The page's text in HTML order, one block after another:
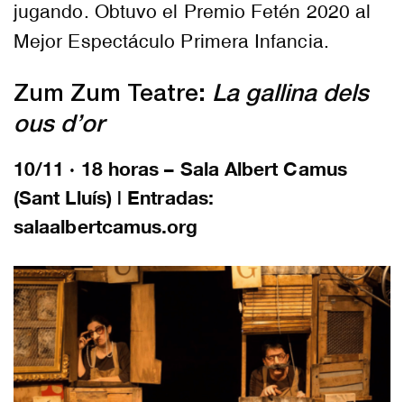
jugando. Obtuvo el Premio Fetén 2020 al
Mejor Espectáculo Primera Infancia.
Zum Zum Teatre: La gallina dels
ous d’or
10/11 · 18 horas – Sala Albert Camus
(Sant Lluís) | Entradas:
salaalbertcamus.org